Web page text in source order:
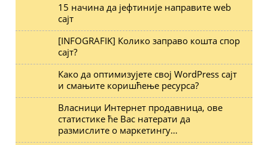
15 начина да јефтиније направите web
сајт
[INFOGRAFIK] Колико заправо кошта спор
сајт?
Како да оптимизујете свој WordPress сајт
и смањите коришћење ресурса?
Власници Интернет продавница, ове
статистике ће Вас натерати да
размислите о маркетингу…